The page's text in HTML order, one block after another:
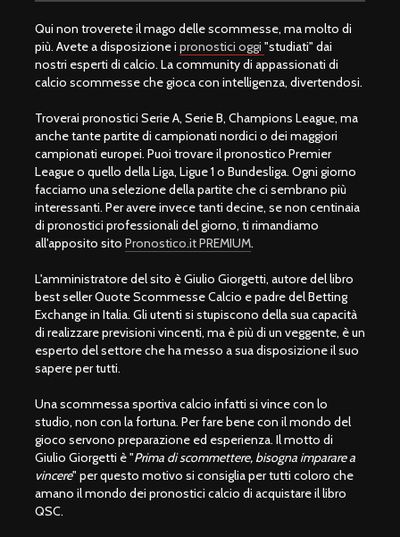
Qui non troverete il mago delle scommesse, ma molto di
più. Avete a disposizione i pronostici oggi "studiati" dai
nostri esperti di calcio. La community di appassionati di
calcio scommesse che gioca con intelligenza, divertendosi.
Troverai pronostici Serie A, Serie B, Champions League, ma
anche tante partite di campionati nordici o dei maggiori
campionati europei. Puoi trovare il pronostico Premier
League o quello della Liga, Ligue 1 o Bundesliga. Ogni giorno
facciamo una selezione della partite che ci sembrano più
interessanti. Per avere invece tanti decine, se non centinaia
di pronostici professionali del giorno, ti rimandiamo
all'apposito sito Pronostico.it PREMIUM.
L'amministratore del sito è Giulio Giorgetti, autore del libro
best seller Quote Scommesse Calcio e padre del Betting
Exchange in Italia. Gli utenti si stupiscono della sua capacità
di realizzare previsioni vincenti, ma è più di un veggente, è un
esperto del settore che ha messo a sua disposizione il suo
sapere per tutti.
Una scommessa sportiva calcio infatti si vince con lo
studio, non con la fortuna. Per fare bene con il mondo del
gioco servono preparazione ed esperienza. Il motto di
Giulio Giorgetti è "Prima di scommettere, bisogna imparare a
vincere" per questo motivo si consiglia per tutti coloro che
amano il mondo dei pronostici calcio di acquistare il libro
QSC.